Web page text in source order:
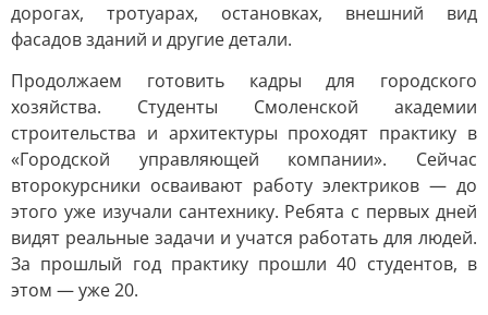
дорогах, тротуарах, остановках, внешний вид
фасадов зданий и другие детали.
Продолжаем готовить кадры для городского
хозяйства. Студенты Смоленской академии
строительства и архитектуры проходят практику в
«Городской управляющей компании». Сейчас
второкурсники осваивают работу электриков — до
этого уже изучали сантехнику. Ребята с первых дней
видят реальные задачи и учатся работать для людей.
За прошлый год практику прошли 40 студентов, в
этом — уже 20.